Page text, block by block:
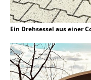
Ein Drehsessel aus einer